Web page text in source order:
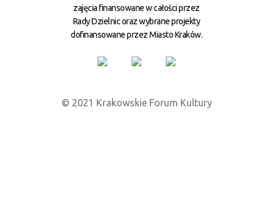
zajęcia finansowane w całości przez
Rady Dzielnic oraz wybrane projekty
dofinansowane przez Miasto Kraków.
© 2021 Krakowskie Forum Kultury